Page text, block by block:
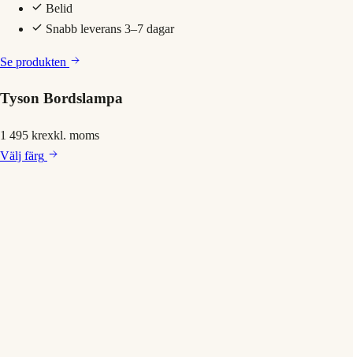
Belid
Snabb leverans 3–7 dagar
Se produkten
Tyson Bordslampa
1 495 krexkl. moms
Välj färg